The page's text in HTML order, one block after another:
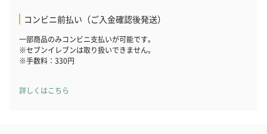
コンビニ前払い（ご入金確認後発送）
一部商品のみコンビニ支払いが可能です。
※セブンイレブンは取り扱いできません。
※手数料：330円
詳しくはこちら